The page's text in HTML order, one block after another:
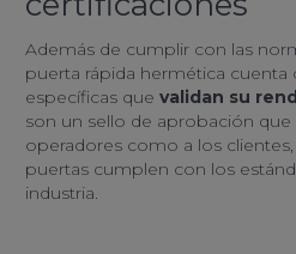
Además de cumplir con las
puerta rápida hermética cuenta
específicas que validan su
son un sello de aprobación
operadores como a los
puertas cumplen con los
industria.